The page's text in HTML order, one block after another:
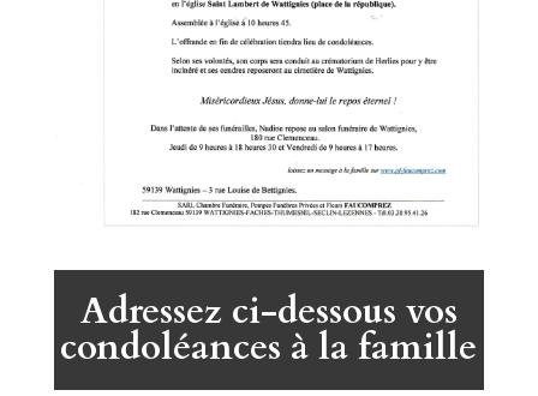
Adressez ci-dessous vos
condoléances à la famille